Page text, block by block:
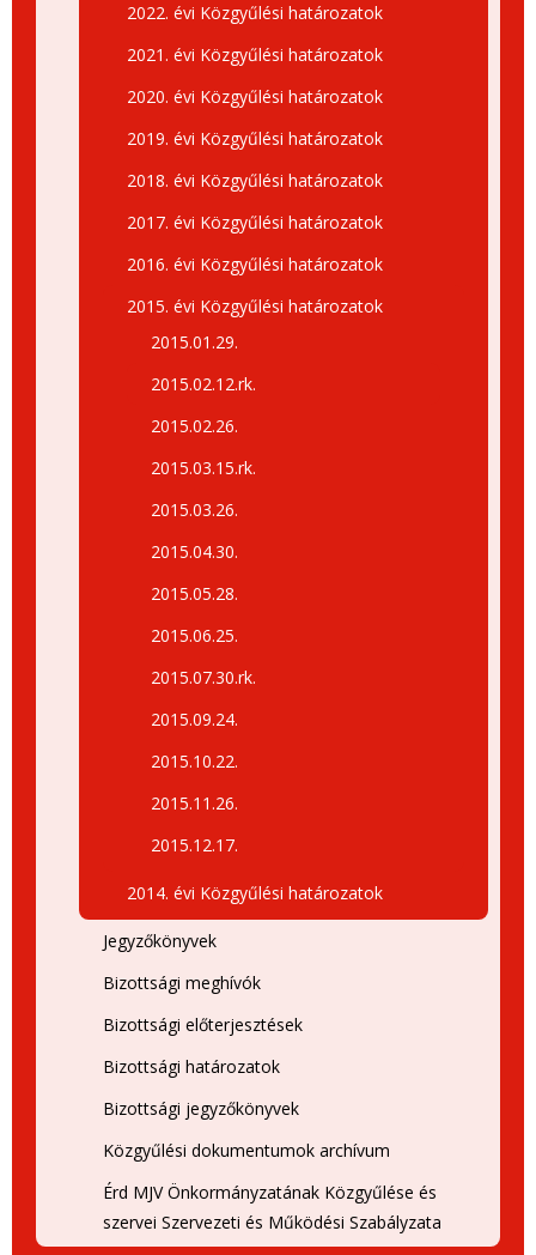
2022. évi Közgyűlési határozatok
2021. évi Közgyűlési határozatok
2020. évi Közgyűlési határozatok
2019. évi Közgyűlési határozatok
2018. évi Közgyűlési határozatok
2017. évi Közgyűlési határozatok
2016. évi Közgyűlési határozatok
2015. évi Közgyűlési határozatok
2015.01.29.
2015.02.12.rk.
2015.02.26.
2015.03.15.rk.
2015.03.26.
2015.04.30.
2015.05.28.
2015.06.25.
2015.07.30.rk.
2015.09.24.
2015.10.22.
2015.11.26.
2015.12.17.
2014. évi Közgyűlési határozatok
Jegyzőkönyvek
Bizottsági meghívók
Bizottsági előterjesztések
Bizottsági határozatok
Bizottsági jegyzőkönyvek
Közgyűlési dokumentumok archívum
Érd MJV Önkormányzatának Közgyűlése és
szervei Szervezeti és Működési Szabályzata